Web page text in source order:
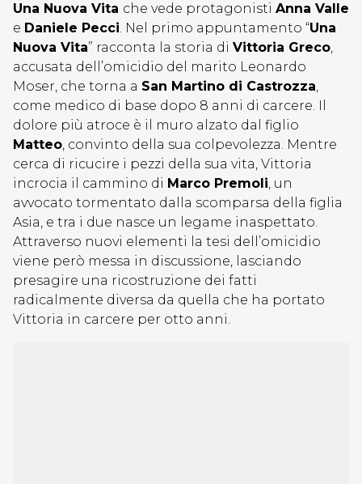
Una Nuova Vita che vede protagonisti Anna Valle
e Daniele Pecci. Nel primo appuntamento “Una
Nuova Vita” racconta la storia di Vittoria Greco,
accusata dell’omicidio del marito Leonardo
Moser, che torna a San Martino di Castrozza,
come medico di base dopo 8 anni di carcere. Il
dolore più atroce è il muro alzato dal figlio
Matteo, convinto della sua colpevolezza. Mentre
cerca di ricucire i pezzi della sua vita, Vittoria
incrocia il cammino di Marco Premoli, un
avvocato tormentato dalla scomparsa della figlia
Asia, e tra i due nasce un legame inaspettato.
Attraverso nuovi elementi la tesi dell’omicidio
viene però messa in discussione, lasciando
presagire una ricostruzione dei fatti
radicalmente diversa da quella che ha portato
Vittoria in carcere per otto anni.